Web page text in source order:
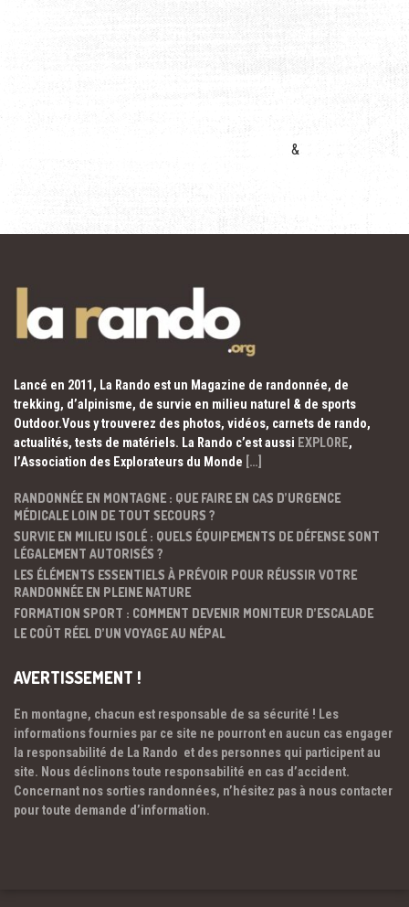
&
Lancé en 2011, La Rando est un Magazine de randonnée, de
trekking, d’alpinisme, de survie en milieu naturel & de sports
Outdoor.Vous y trouverez des photos, vidéos, carnets de rando,
actualités, tests de matériels. La Rando c’est aussi EXPLORE,
l’Association des Explorateurs du Monde […]
RANDONNÉE EN MONTAGNE : QUE FAIRE EN CAS D’URGENCE
MÉDICALE LOIN DE TOUT SECOURS ?
SURVIE EN MILIEU ISOLÉ : QUELS ÉQUIPEMENTS DE DÉFENSE SONT
LÉGALEMENT AUTORISÉS ?
LES ÉLÉMENTS ESSENTIELS À PRÉVOIR POUR RÉUSSIR VOTRE
RANDONNÉE EN PLEINE NATURE
FORMATION SPORT : COMMENT DEVENIR MONITEUR D’ESCALADE
LE COÛT RÉEL D’UN VOYAGE AU NÉPAL
AVERTISSEMENT !
En montagne, chacun est responsable de sa sécurité ! Les
informations fournies par ce site ne pourront en aucun cas engager
la responsabilité de La Rando et des personnes qui participent au
site. Nous déclinons toute responsabilité en cas d’accident.
Concernant nos sorties randonnées, n’hésitez pas à nous contacter
pour toute demande d’information.